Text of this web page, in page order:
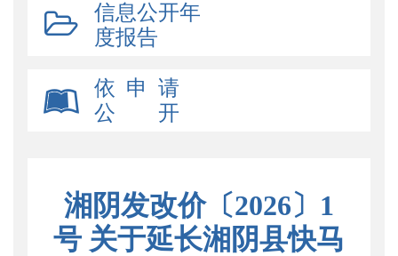
信息公开年
度报告
依 申 请
公 开
湘阴发改价〔2026〕1
号 关于延长湘阴县快马